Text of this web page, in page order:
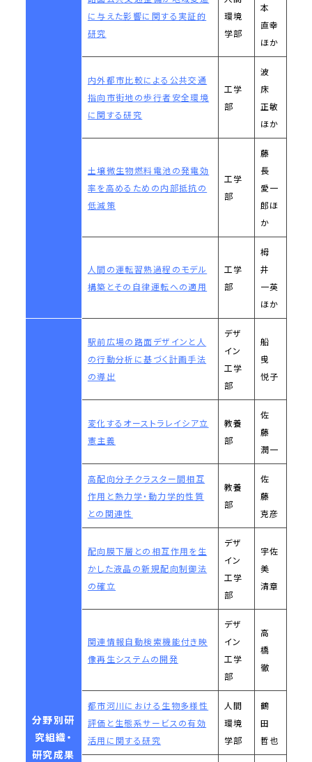
に与えた影響に関する実証的
研究
環境
学部
本
直幸
ほか
内外都市比較による公共交通
指向市街地の歩行者安全環境
に関する研究
工学
部
波
床
正敏
ほか
土壌微生物燃料電池の発電効
率を高めるための内部抵抗の
低減策
工学
部
藤
長
愛一
郎ほ
か
人間の運転習熟過程のモデル
構築とその自律運転への適用
工学
部
栂
井
一英
ほか
分野別研
究組織・
研究成果
駅前広場の路面デザインと人
の行動分析に基づく計画手法
の導出
デザ
イン
工学
部
船
曵
悦子
変化するオーストラレイシア立
憲主義
教養
部
佐
藤
潤一
高配向分子クラスター間相互
作用と熱力学・動力学的性質
との関連性
教養
部
佐
藤
克彦
配向膜下層との相互作用を生
かした液晶の新規配向制御法
の確立
デザ
イン
工学
部
宇佐
美
清章
関連情報自動検索機能付き映
像再生システムの開発
デザ
イン
工学
部
高
橋
徹
都市河川における生物多様性
評価と生態系サービスの有効
活用に関する研究
人間
環境
学部
鶴
田
哲也